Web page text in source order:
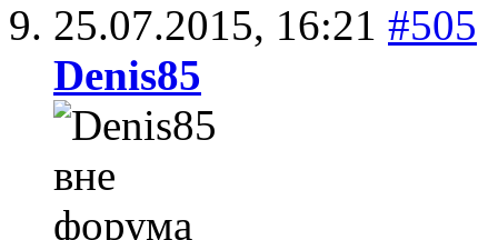
25.07.2015, 16:21 #505
Denis85